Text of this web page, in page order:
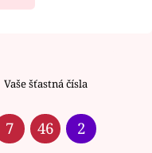
Vaše šťastná čísla
7 46 2